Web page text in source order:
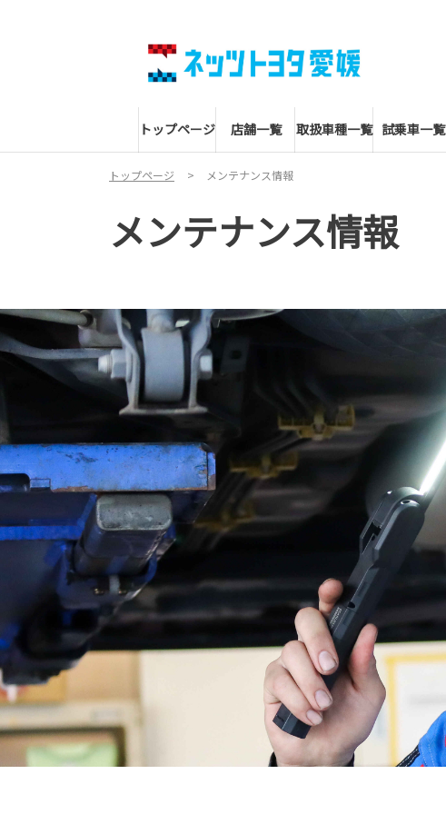
トップページ 店舗一覧 取扱車種一覧 試乗車一覧
トップページ メンテナンス情報
メンテナンス情報